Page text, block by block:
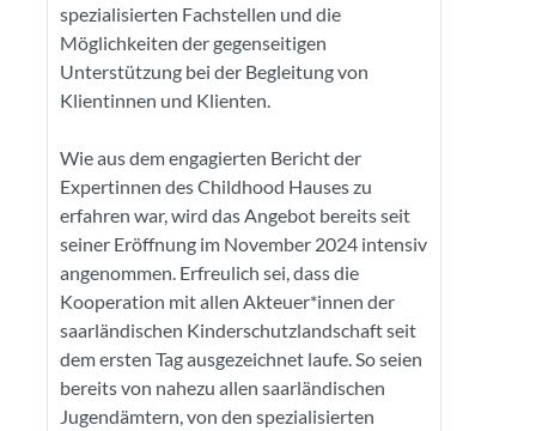
spezialisierten Fachstellen und die
Möglichkeiten der gegenseitigen
Unterstützung bei der Begleitung von
Klientinnen und Klienten.
Wie aus dem engagierten Bericht der
Expertinnen des Childhood Hauses zu
erfahren war, wird das Angebot bereits seit
seiner Eröffnung im November 2024 intensiv
angenommen. Erfreulich sei, dass die
Kooperation mit allen Akteuer*innen der
saarländischen Kinderschutzlandschaft seit
dem ersten Tag ausgezeichnet laufe. So seien
bereits von nahezu allen saarländischen
Jugendämtern, von den spezialisierten